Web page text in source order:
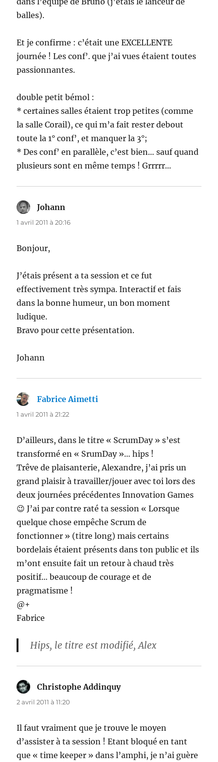
balles).
Et je confirme : c’était une EXCELLENTE
journée ! Les conf’. que j’ai vues étaient toutes
passionnantes.
double petit bémol :
* certaines salles étaient trop petites (comme
la salle Corail), ce qui m’a fait rester debout
toute la 1° conf’, et manquer la 3°;
* Des conf’ en parallèle, c’est bien… sauf quand
plusieurs sont en même temps ! Grrrrr…
Johann
1 avril 2011 à 20:16
Bonjour,
J’étais présent a ta session et ce fut
effectivement très sympa. Interactif et fais
dans la bonne humeur, un bon moment
ludique.
Bravo pour cette présentation.
Johann
Fabrice Aimetti
1 avril 2011 à 21:22
D’ailleurs, dans le titre « ScrumDay » s’est
transformé en « SrumDay »… hips !
Trêve de plaisanterie, Alexandre, j’ai pris un
grand plaisir à travailler/jouer avec toi lors des
deux journées précédentes Innovation Games
😉 J’ai par contre raté ta session « Lorsque
quelque chose empêche Scrum de
fonctionner » (titre long) mais certains
bordelais étaient présents dans ton public et ils
m’ont ensuite fait un retour à chaud très
positif… beaucoup de courage et de
pragmatisme !
@+
Fabrice
Hips, le titre est modifié, Alex
Christophe Addinquydit :
2 avril 2011 à 11:20
Il faut vraiment que je trouve le moyen
d’assister à ta session ! Etant bloqué en tant
que « time keeper » dans l’amphi, je n’ai guère